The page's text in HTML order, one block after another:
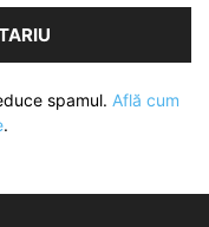
spamul. Află cum
.